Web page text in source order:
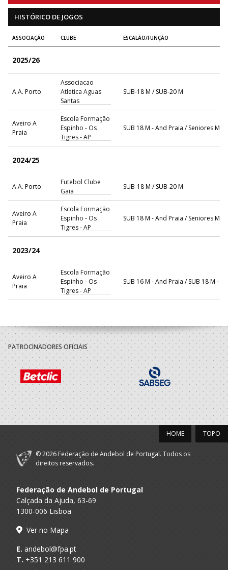
HISTÓRICO DE JOGOS
ASSOCIAÇÃO CLUBE ESCALÃO/FUNÇÃO
2025/26
A.A. Porto
Associacao
Atletica Aguas
Santas
SUB-18 M / SUB-20 M
Aveiro A
Praia
Escola Formação
Espinho - Os
Tigres - AP
SUB 18 M - And Praia / Seniores M -
2024/25
A.A. Porto
Futebol Clube
Gaia
SUB-18 M / SUB-20 M
Aveiro A
Praia
Escola Formação
Espinho - Os
Tigres - AP
SUB 18 M - And Praia / Seniores M -
2023/24
Aveiro A
Praia
Escola Formação
Espinho - Os
Tigres - AP
SUB 16 M - And Praia / SUB 18 M -
Andebol Praia -
Masculinos
A.A. Porto
Futebol Clube
Gaia
SUB-16 M / SUB-18 M
2022/23
Porto A
Praia
Escola Formaçao
Espinho - Os
Tigres
SUB 16 M - And Praia / SUB 18 M -
F.A.P.
Nacionais -
Andebol Praia -
SUB-16 M
A.A. Porto
Futebol Clube
Gaia
SUB-16 M / SUB-18 M
A.A. Porto
Gaia
PATROCINADORES OFICIAIS
TOPO
HOME
© 2026 Federação de Andebol de Portugal. Todos os
direitos reservados.
Federação de Andebol de Portugal
Calçada da Ajuda, 63-69
1300-006 Lisboa
Ver no Mapa
E. andebol@fpa.pt
T. +351 213 611 900